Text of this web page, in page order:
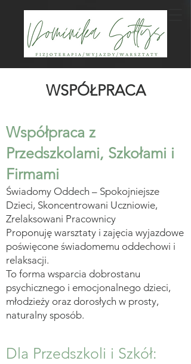
WSPÓŁPRACA
Współpraca z
Przedszkolami, Szkołami i
Firmami
Świadomy Oddech – Spokojniejsze
Dzieci, Skoncentrowani Uczniowie,
Zrelaksowani Pracownicy
Proponuję warsztaty i zajęcia wyjazdowe
poświęcone świadomemu oddechowi i
relaksacji.
To forma wsparcia dobrostanu
psychicznego i emocjonalnego dzieci,
młodzieży oraz dorosłych w prosty,
naturalny sposób.
Dla Przedszkoli i Szkół: